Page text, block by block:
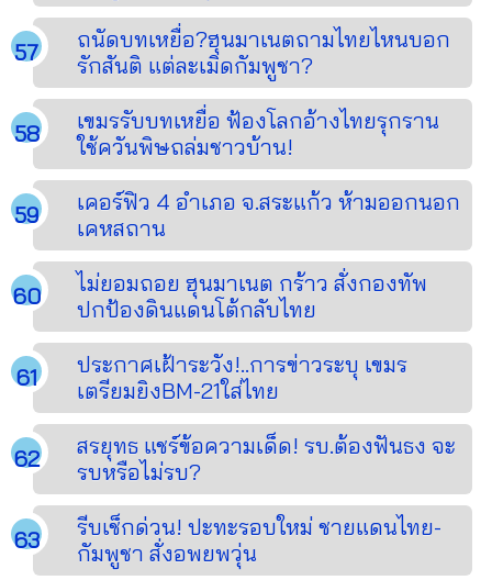
ถนัดบทเหยื่อ?ฮุนมาเนตถามไทยไหนบอก
รักสันติ แต่ละเมิดกัมพูชา?
เขมรรับบทเหยื่อ ฟ้องโลกอ้างไทยรุกราน
ใช้ควันพิษถล่มชาวบ้าน!
เคอร์ฟิว 4 อำเภอ จ.สระแก้ว ห้ามออกนอก
เคหสถาน
ไม่ยอมถอย ฮุนมาเนต กร้าว สั่งกองทัพ
ปกป้องดินแดนโต้กลับไทย
ประกาศเฝ้าระวัง!..การข่าวระบุ เขมร
เตรียมยิงBM-21ใส่ไทย
สรยุทธ แชร์ข้อความเด็ด! รบ.ต้องฟันธง จะ
รบหรือไม่รบ?
รีบเช็กด่วน! ปะทะรอบใหม่ ชายแดนไทย-
กัมพูชา สั่งอพยพวุ่น